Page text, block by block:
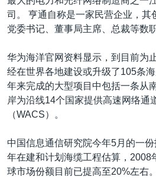
司。 亨通自称是一家民营企业，其
党委书记、董事局主席、总裁等数
华为海洋官网资料显示，到目前为
经在世界各地建设或升级了105条
年来完成的大型项目中包括一条从
岸为沿线14个国家提供高速网络通
（WACS）。
中国信息通信研究院今年5月的一
年在建和计划海缆工程估算，2008
球市场份额目前已提高至20%左右。